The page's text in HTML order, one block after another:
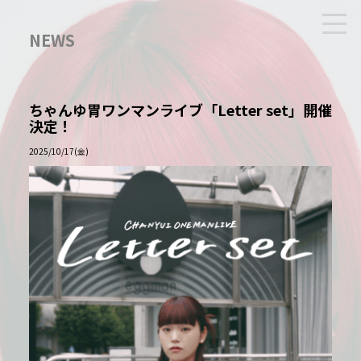
NEWS
ちゃんゆ胃ワンマンライブ「Letter set」開催
決定！
2025/10/17(金)